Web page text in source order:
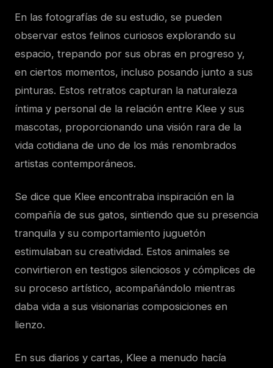
En las fotografías de su estudio, se pueden
observar estos felinos curiosos explorando su
espacio, trepando por sus obras en progreso y,
en ciertos momentos, incluso posando junto a sus
pinturas. Estos retratos capturan la naturaleza
íntima y personal de la relación entre Klee y sus
mascotas, proporcionando una visión rara de la
vida cotidiana de uno de los más renombrados
artistas contemporáneos.
Se dice que Klee encontraba inspiración en la
compañía de sus gatos, sintiendo que su presencia
tranquila y su comportamiento juguetón
estimulaban su creatividad. Estos animales se
convirtieron en testigos silenciosos y cómplices de
su proceso artístico, acompañándolo mientras
daba vida a sus visionarias composiciones en
lienzo.
En sus diarios y cartas, Klee a menudo hacía